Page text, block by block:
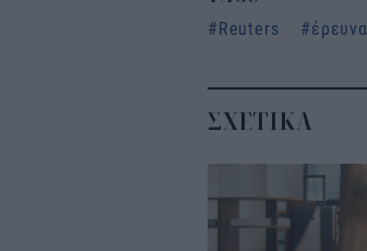
Reuters
έρευνα
ΣΧΕΤΙΚΑ